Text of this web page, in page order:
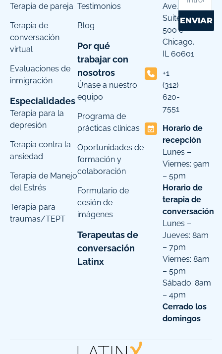
Terapia de pareja
Terapia de
conversación
virtual
Evaluaciones de
inmigración
Especialidades
Terapia para la
depresión
Terapia contra la
ansiedad
Terapia de Manejo
del Estrés
Terapia para
traumas/TEPT
Testimonios
Blog
Por qué
trabajar con
nosotros
Únase a nuestro
equipo
Programa de
prácticas clínicas
Oportunidades de
formación y
colaboración
Formulario de
cesión de
imágenes
Terapeutas de
conversación
Latinx
Ave.
Suite
500 c
Chicago,
IL 60601
+1
(312)
620-
7551
Horario de
recepción
Lunes –
Viernes: 9am
– 5pm
Horario de
terapia de
conversación
Lunes –
Jueves: 8am
– 7pm
Viernes: 8am
– 5pm
Sábado: 8am
– 4pm
Cerrado los
domingos
ENVIAR